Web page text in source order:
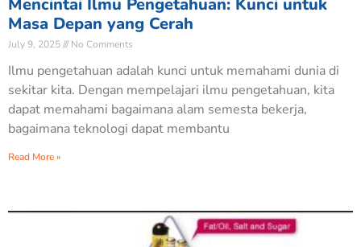
Masa Depan yang Cerah
July 9, 2025 No Comments
Ilmu pengetahuan adalah kunci untuk memahami dunia di
sekitar kita. Dengan mempelajari ilmu pengetahuan, kita
dapat memahami bagaimana alam semesta bekerja,
bagaimana teknologi dapat membantu
Read More »